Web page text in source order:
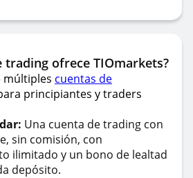
trading ofrece TIOmarkets?
múltiples cuentas de
principiantes y traders
Una cuenta de trading con
sin comisión, con
ilimitado y un bono de lealtad
depósito.